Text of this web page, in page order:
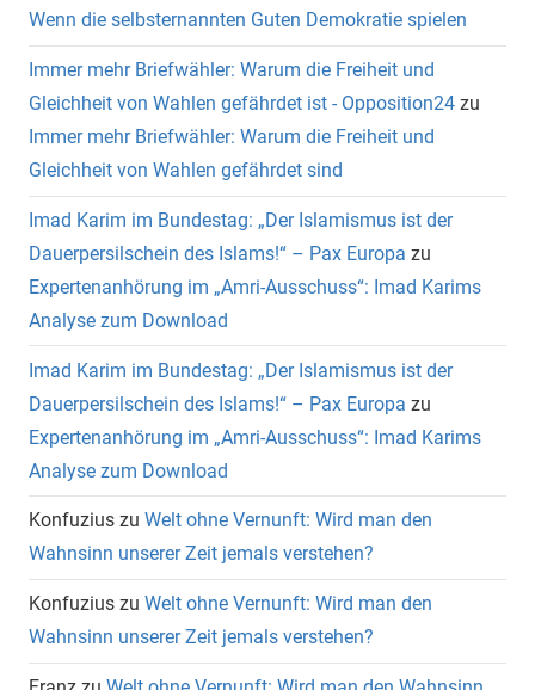
Wenn die selbsternannten Guten Demokratie spielen
Immer mehr Briefwähler: Warum die Freiheit und
Gleichheit von Wahlen gefährdet ist - Opposition24 zu
Immer mehr Briefwähler: Warum die Freiheit und
Gleichheit von Wahlen gefährdet sind
Imad Karim im Bundestag: „Der Islamismus ist der
Dauerpersilschein des Islams!“ – Pax Europa zu
Expertenanhörung im „Amri-Ausschuss“: Imad Karims
Analyse zum Download
Imad Karim im Bundestag: „Der Islamismus ist der
Dauerpersilschein des Islams!“ – Pax Europa zu
Expertenanhörung im „Amri-Ausschuss“: Imad Karims
Analyse zum Download
Konfuzius zu Welt ohne Vernunft: Wird man den
Wahnsinn unserer Zeit jemals verstehen?
Konfuzius zu Welt ohne Vernunft: Wird man den
Wahnsinn unserer Zeit jemals verstehen?